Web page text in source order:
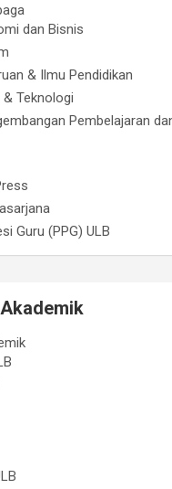
dan Bisnis
& Ilmu Pendidikan
Teknologi
Pembelajaran
Guru (PPG) ULB